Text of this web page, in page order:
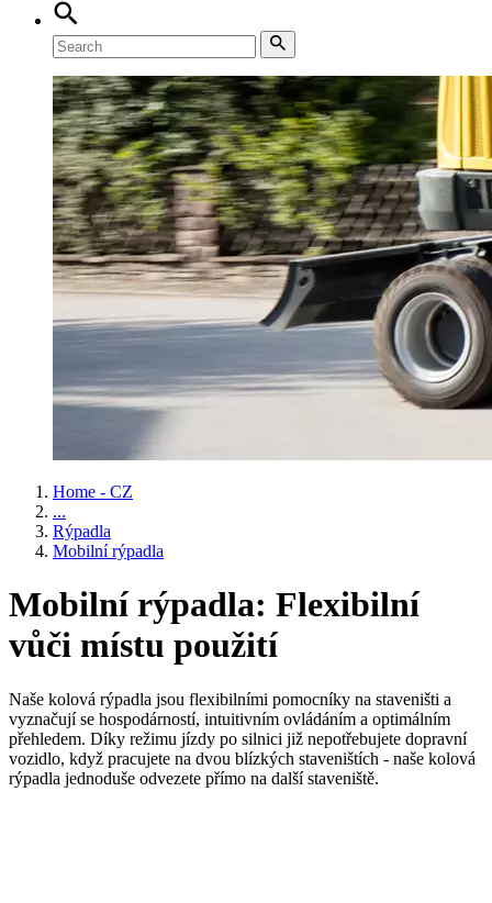
Home - CZ
...
Rýpadla
Mobilní rýpadla
Mobilní rýpadla: Flexibilní
vůči místu použití
Naše kolová rýpadla jsou flexibilními pomocníky na staveništi a
vyznačují se hospodárností, intuitivním ovládáním a optimálním
přehledem. Díky režimu jízdy po silnici již nepotřebujete dopravní
vozidlo, když pracujete na dvou blízkých staveništích - naše kolová
rýpadla jednoduše odvezete přímo na další staveniště.